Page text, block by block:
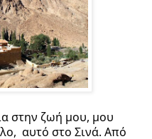
στην ζωή μου, μου
αυτό στο Σινά. Από